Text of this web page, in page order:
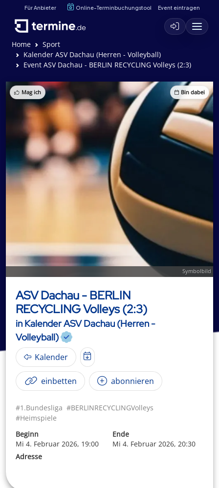
Für Anbieter Online-Terminbuchungstool Event eintragen
Home
Sport
Kalender ASV Dachau (Herren - Volleyball)
Event ASV Dachau - BERLIN RECYCLING Volleys (2:3)
Mag ich Bin dabei
Symbolbild
ASV Dachau - BERLIN
RECYCLING Volleys (2:3)
in Kalender ASV Dachau (Herren -
Volleyball)
Kalender
einbetten abonnieren
#1.Bundesliga #BERLINRECYCLINGVolleys
#Heimspiele
Beginn
Mi 4. Februar 2026, 19:00
Ende
Mi 4. Februar 2026, 20:30
Adresse